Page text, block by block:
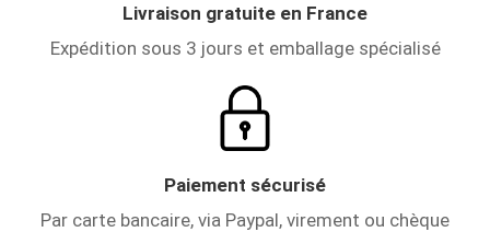
Livraison gratuite en France
Expédition sous 3 jours et emballage spécialisé
Paiement sécurisé
Par carte bancaire, via Paypal, virement ou chèque